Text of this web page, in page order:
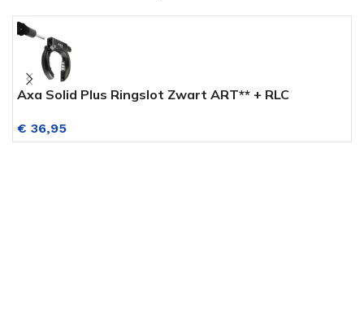
Axa Solid Plus Ringslot Zwart ART** + RLC
€ 36,95